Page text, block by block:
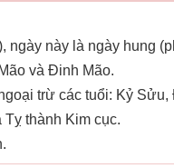
ngày này là ngày hung
và Đinh Mão.
trừ các tuổi: Kỷ
thành Kim cục.